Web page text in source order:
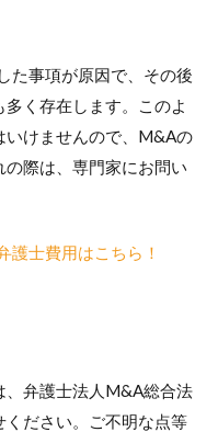
た事項が原因で、その後
く存在します。このよ
いけませんので、M&Aの
際は、専門家にお問い
士費用はこちら！
、弁護士法人M&A総合法
ださい。ご不明な点等